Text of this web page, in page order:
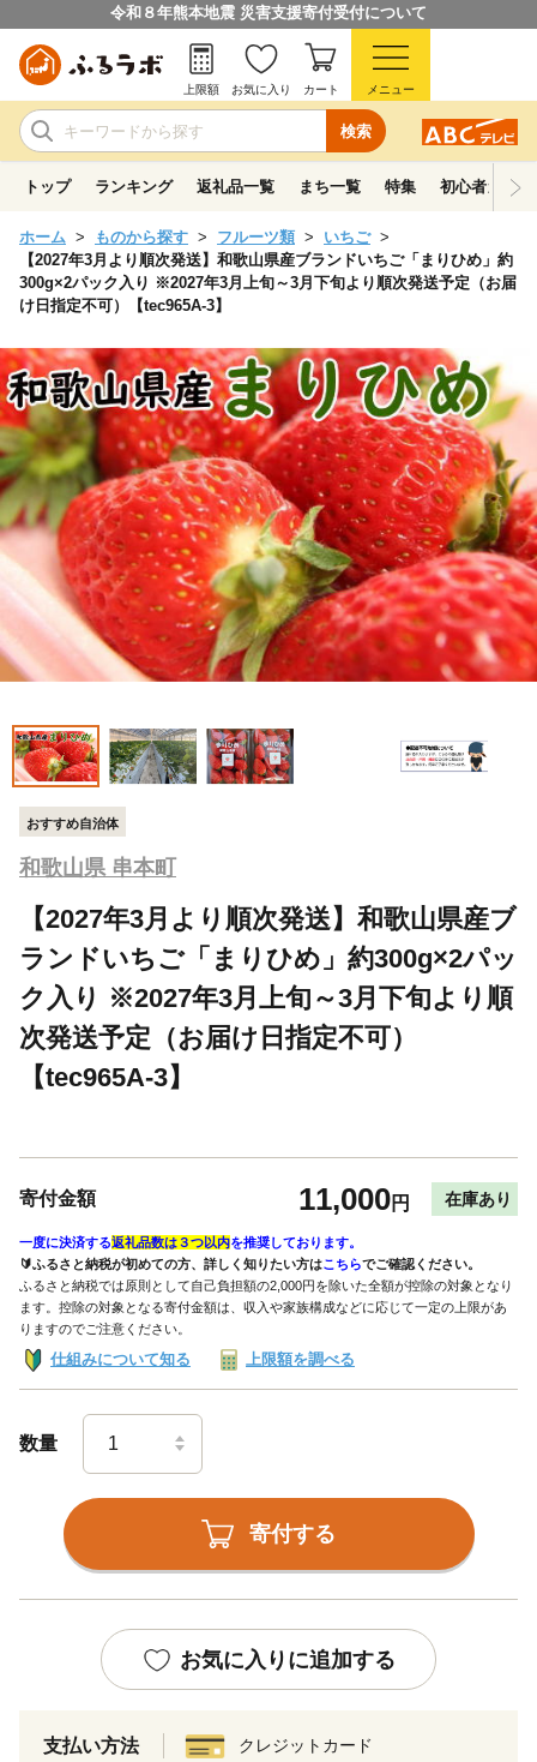
令和８年熊本地震 災害支援寄付受付について
検索
上限額 お気に入り カート メニュー
トップ ランキング 返礼品一覧 まち一覧 特集 初心者ガイド
ホーム ものから探す フルーツ類
いちご
【2027年3月より順次発送】和歌山県産ブランドいちご「まりひめ」約
300g×2パック入り ※2027年3月上旬～3月下旬より順次発送予定（お届
け日指定不可）【tec965A-3】
おすすめ自治体
和歌山県 串本町
【2027年3月より順次発送】和歌山県産ブ
ランドいちご「まりひめ」約300g×2パッ
ク入り ※2027年3月上旬～3月下旬より順
次発送予定（お届け日指定不可）
【tec965A-3】
寄付金額 11,000円 在庫あり
一度に決済する返礼品数は３つ以内を推奨しております。
🔰ふるさと納税が初めての方、詳しく知りたい方はこちらでご確認ください。
ふるさと納税では原則として自己負担額の2,000円を除いた全額が控除の対象となり
ます。控除の対象となる寄付金額は、収入や家族構成などに応じて一定の上限があ
りますのでご注意ください。
仕組みについて知る 上限額を調べる
数量
寄付する
お気に入りに追加する
支払い方法 クレジットカード